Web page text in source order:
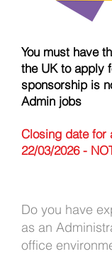
You must have
the UK to apply
sponsorship is
Admin jobs
Closing date for
22/03/2026 -
Do you have
as an
office